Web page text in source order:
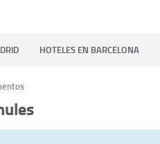
HOTELES EN BARCELONA